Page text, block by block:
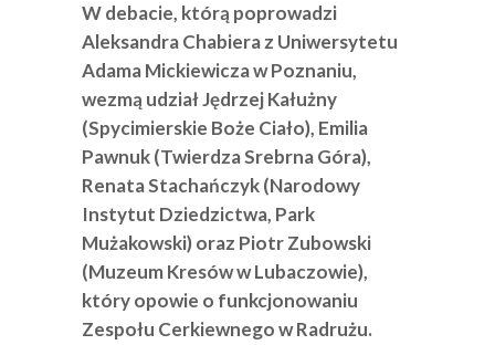
W debacie, którą poprowadzi
Aleksandra Chabiera z Uniwersytetu
Adama Mickiewicza w Poznaniu,
wezmą udział Jędrzej Kałużny
(Spycimierskie Boże Ciało), Emilia
Pawnuk (Twierdza Srebrna Góra),
Renata Stachańczyk (Narodowy
Instytut Dziedzictwa, Park
Mużakowski) oraz Piotr Zubowski
(Muzeum Kresów w Lubaczowie),
który opowie o funkcjonowaniu
Zespołu Cerkiewnego w Radrużu.